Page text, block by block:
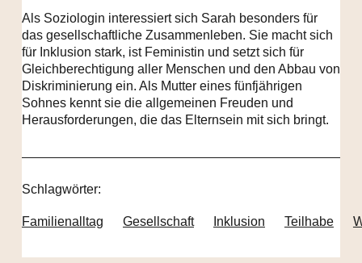
Als Soziologin interessiert sich Sarah besonders für
das gesellschaftliche Zusammenleben. Sie macht sich
für Inklusion stark, ist Feministin und setzt sich für
Gleichberechtigung aller Menschen und den Abbau von
Diskriminierung ein. Als Mutter eines fünfjährigen
Sohnes kennt sie die allgemeinen Freuden und
Herausforderungen, die das Elternsein mit sich bringt.
Schlagwörter:
Familienalltag Gesellschaft Inklusion Teilhabe